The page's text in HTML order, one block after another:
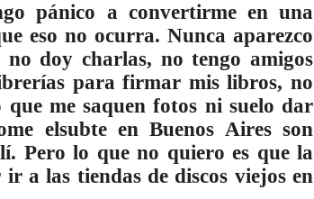
pánico a convertirme en una
eso no ocurra. Nunca aparezco
doy charlas, no tengo amigos
para firmar mis libros, no
me saquen fotos ni suelo dar
elsubte en Buenos Aires son
Pero lo que no quiero es que la
a las tiendas de discos viejos en